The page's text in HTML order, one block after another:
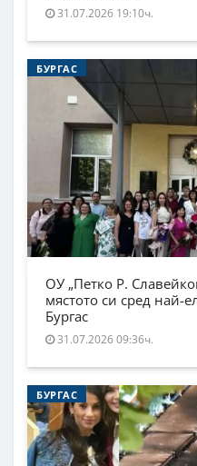
31.07.2026 19:10ч.
БУРГАС
ОУ „Петко Р.
мястото си сред най-
Бургас
31.07.2026 09:36ч.
БУРГАС